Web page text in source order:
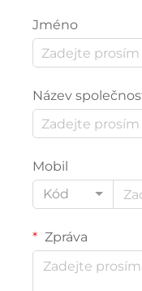
Jméno
Název
Mobil
Kód
Zpráva